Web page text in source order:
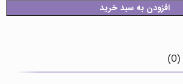
افزودن به سبد خرید